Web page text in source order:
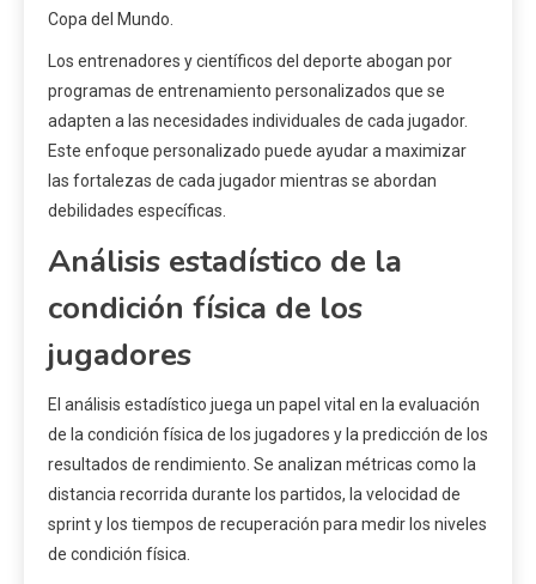
Copa del Mundo.
Los entrenadores y científicos del deporte abogan por
programas de entrenamiento personalizados que se
adapten a las necesidades individuales de cada jugador.
Este enfoque personalizado puede ayudar a maximizar
las fortalezas de cada jugador mientras se abordan
debilidades específicas.
Análisis estadístico de la
condición física de los
jugadores
El análisis estadístico juega un papel vital en la evaluación
de la condición física de los jugadores y la predicción de los
resultados de rendimiento. Se analizan métricas como la
distancia recorrida durante los partidos, la velocidad de
sprint y los tiempos de recuperación para medir los niveles
de condición física.